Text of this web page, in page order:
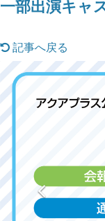
一部出演キャ
記事へ戻る